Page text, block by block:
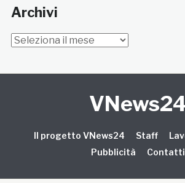
Archivi
Archivi
Il progetto VNews24 Staff
Pubblicità
Contatti